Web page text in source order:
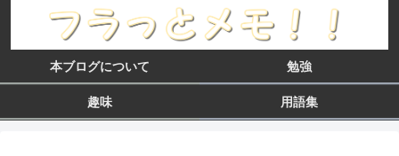
本ブログについて 勉強
趣味 用語集